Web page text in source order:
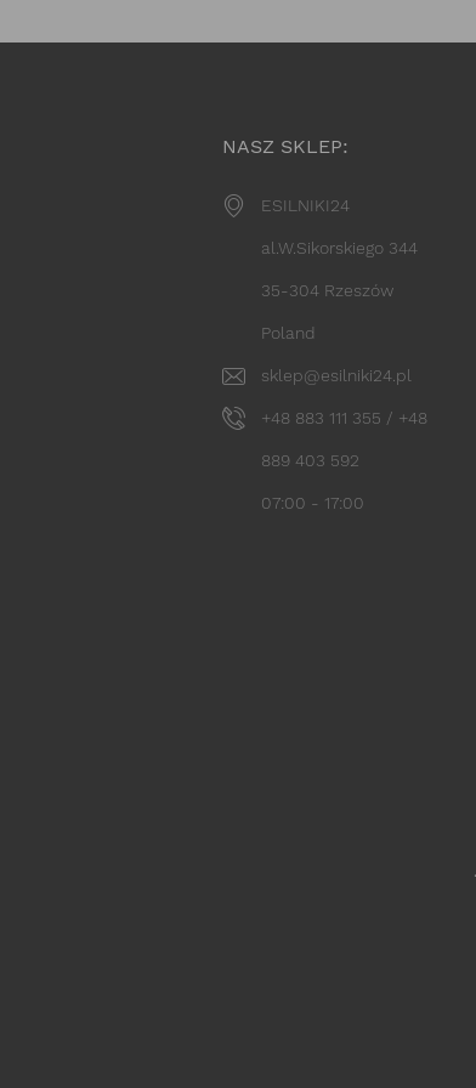
NASZ SKLEP:
ESILNIKI24
al.W.Sikorskiego 344
35-304 Rzeszów
Poland
sklep@esilniki24.pl
+48 883 111 355 / +48
889 403 592
07:00 - 17:00